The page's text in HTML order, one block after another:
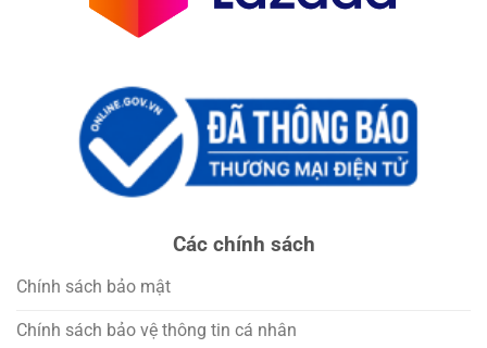
Các chính sách
Chính sách bảo mật
Chính sách bảo vệ thông tin cá nhân